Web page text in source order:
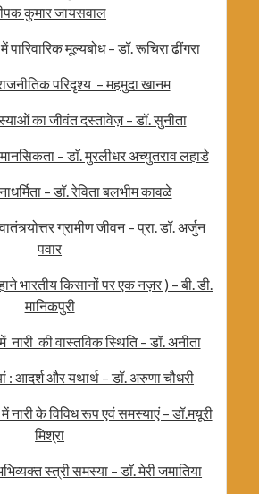
कुमार जायसवाल
मूल्यबोध – डॉ. रूचिरा ढींगरा
परिदृश्य – महमुदा खानम
का जीवंत दस्तावेज़ – डॉ. सुनीता
– डाॅ. मुरलीधर अच्युतराव लहाडे
– डॉ. रेविता बलभीम कावळे
ग्रामीण जीवन – प्रा. डॉ. अर्जुन
पवार
भारतीय किसानों पर एक नज़र ) – बी. डी.
मानिकपुरी
की वास्तविक स्थिति – डॉ. अनीता
: आदर्श और यथार्थ – डॉ. अरुणा चौधरी
नारी के विविध रूप एवं समस्याएं – डॉ.मयूरी
मिश्रा
स्त्री समस्या – डाॅ. मेरी जमातिया